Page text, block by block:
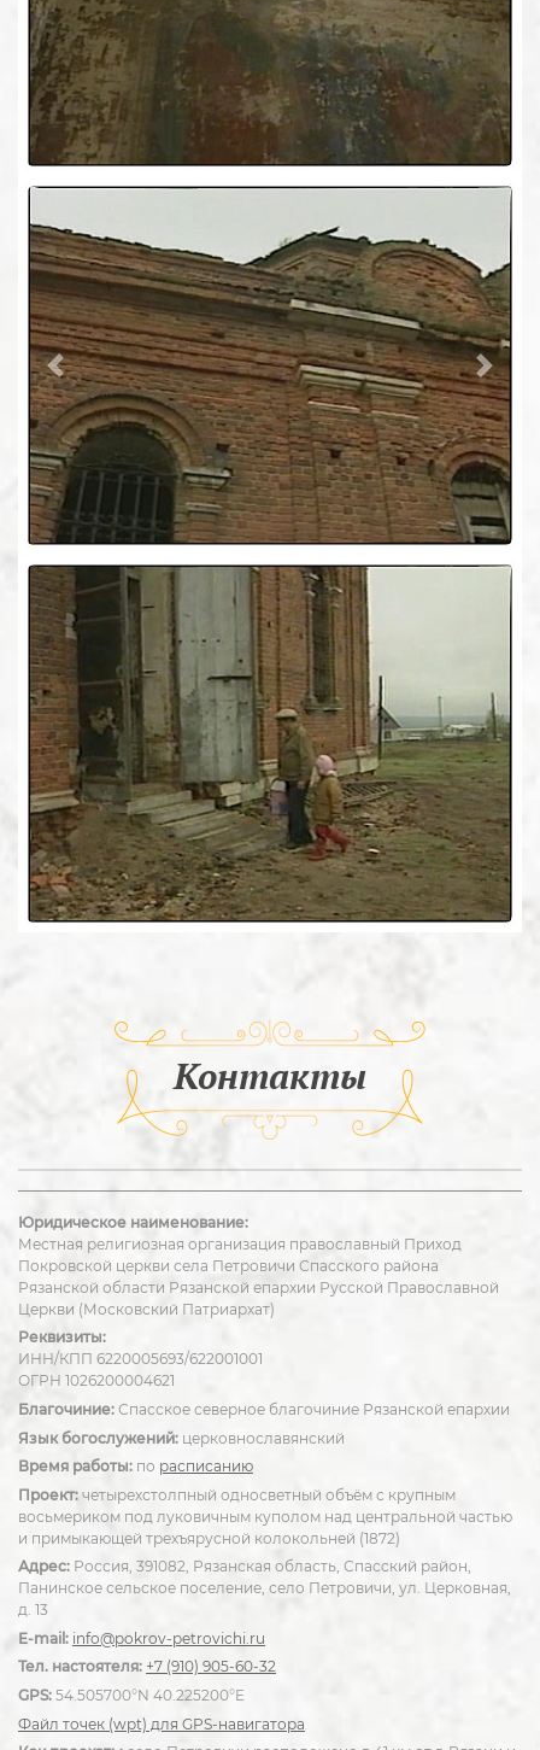
Previous Next
Контакты
Юридическое наименование:
Местная религиозная организация православный Приход
Покровской церкви села Петровичи Спасского района
Рязанской области Рязанской епархии Русской Православной
Церкви (Московский Патриархат)
Реквизиты:
ИНН/КПП 6220005693/622001001
ОГРН 1026200004621
Благочиние: Спасское северное благочиние Рязанской епархии
Язык богослужений: церковнославянский
Время работы: по расписанию
Проект: четырехстолпный односветный объём с крупным
восьмериком под луковичным куполом над центральной частью
и примыкающей трехъярусной колокольней (1872)
Адрес: Россия, 391082, Рязанская область, Спасский район,
Панинское сельское поселение, село Петровичи, ул. Церковная,
д. 13
E-mail: info@pokrov-petrovichi.ru
Тел. настоятеля: +7 (910) 905-60-32
GPS: 54.505700°N 40.225200°E
Файл точек (wpt) для GPS-навигатора